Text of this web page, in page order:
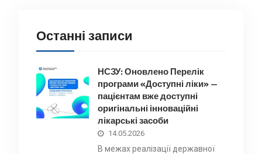
Останні записи
НСЗУ: Оновлено Перелік
програми «Доступні ліки» —
пацієнтам вже доступні
оригінальні інноваційні
лікарські засоби
14.05.2026
В межах реалізації державної